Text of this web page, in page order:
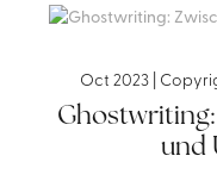
und
Oct 2023|